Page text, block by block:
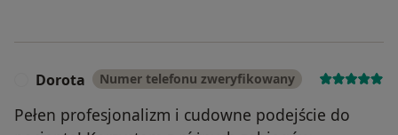
Dorota Numer telefonu zweryfikowany
Pełen profesjonalizm i cudowne podejście do